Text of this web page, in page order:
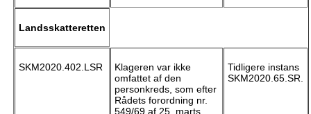
Landsskatteretten
SKM2020.402.LSR
Klageren var ikke
omfattet af den
personkreds, som efter
Rådets forordning nr.
549/69 af 25. marts
Tidligere instans
SKM2020.65.SR.